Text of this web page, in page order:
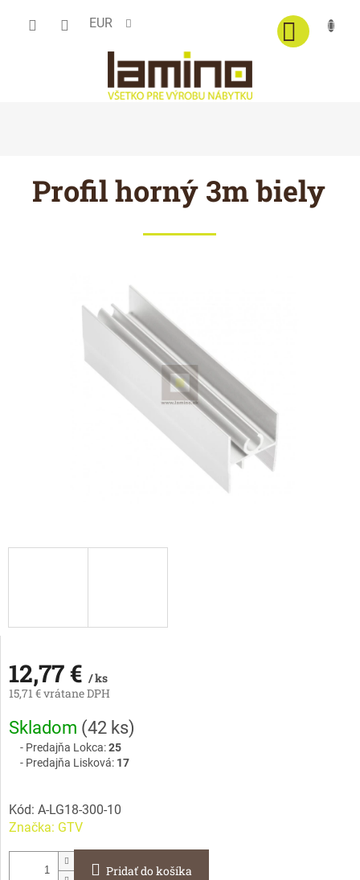
EUR
Profil horný 3m biely
12,77 € / ks
15,71 € vrátane DPH
Jednotková
cena:
Skladom (42 ks)
Predajňa Lokca:25
Predajňa Lisková: 17
Kód: A-LG18-300-10
Značka: GTV
Pridať do košíka